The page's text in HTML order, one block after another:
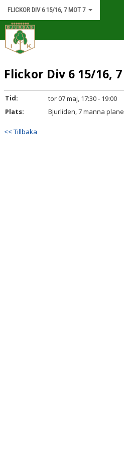
FLICKOR DIV 6 15/16, 7 MOT 7
HEM
NYHETER
KALENDER
MATCHER
TRUPPEN
Flickor Div 6 15/16,
Tid:
tor 07 maj, 17:30 - 19:00
Plats:
Bjurliden, 7 manna
<< Tillbaka